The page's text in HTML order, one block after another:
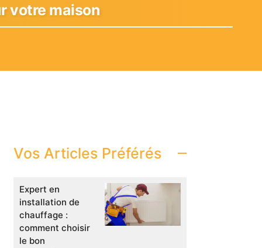
votre maison
Vos Articles Préférés
Expert en
installation de
chauffage :
comment choisir
le bon